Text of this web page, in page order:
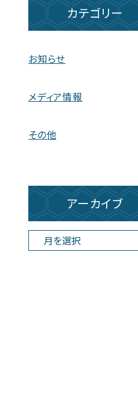
カテゴリー
お知らせ
メディア情報
その他
アーカイブ